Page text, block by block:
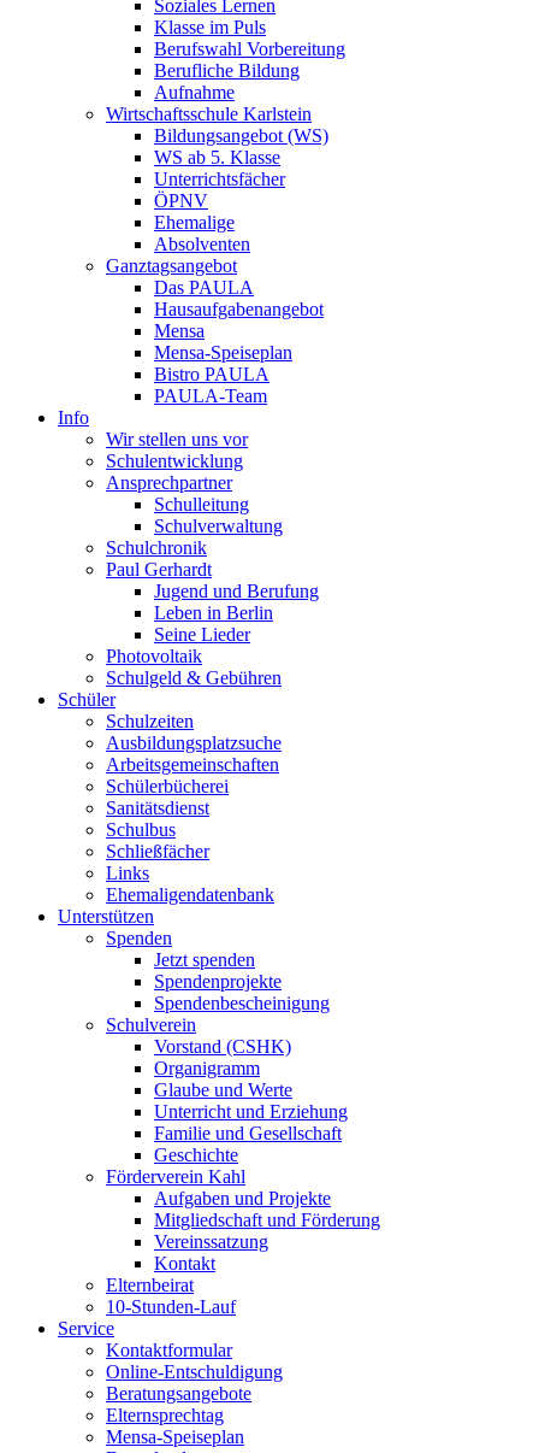
Soziales Lernen
Klasse im Puls
Berufswahl Vorbereitung
Berufliche Bildung
Aufnahme
Wirtschaftsschule Karlstein
Bildungsangebot (WS)
WS ab 5. Klasse
Unterrichtsfächer
ÖPNV
Ehemalige
Absolventen
Ganztagsangebot
Das PAULA
Hausaufgabenangebot
Mensa
Mensa-Speiseplan
Bistro PAULA
PAULA-Team
Info
Wir stellen uns vor
Schulentwicklung
Ansprechpartner
Schulleitung
Schulverwaltung
Schulchronik
Paul Gerhardt
Jugend und Berufung
Leben in Berlin
Seine Lieder
Photovoltaik
Schulgeld & Gebühren
Schüler
Schulzeiten
Ausbildungsplatzsuche
Arbeitsgemeinschaften
Schülerbücherei
Sanitätsdienst
Schulbus
Schließfächer
Links
Ehemaligendatenbank
Unterstützen
Spenden
Jetzt spenden
Spendenprojekte
Spendenbescheinigung
Schulverein
Vorstand (CSHK)
Organigramm
Glaube und Werte
Unterricht und Erziehung
Familie und Gesellschaft
Geschichte
Förderverein Kahl
Aufgaben und Projekte
Mitgliedschaft und Förderung
Vereinssatzung
Kontakt
Elternbeirat
10-Stunden-Lauf
Service
Kontaktformular
Online-Entschuldigung
Beratungsangebote
Elternsprechtag
Mensa-Speiseplan